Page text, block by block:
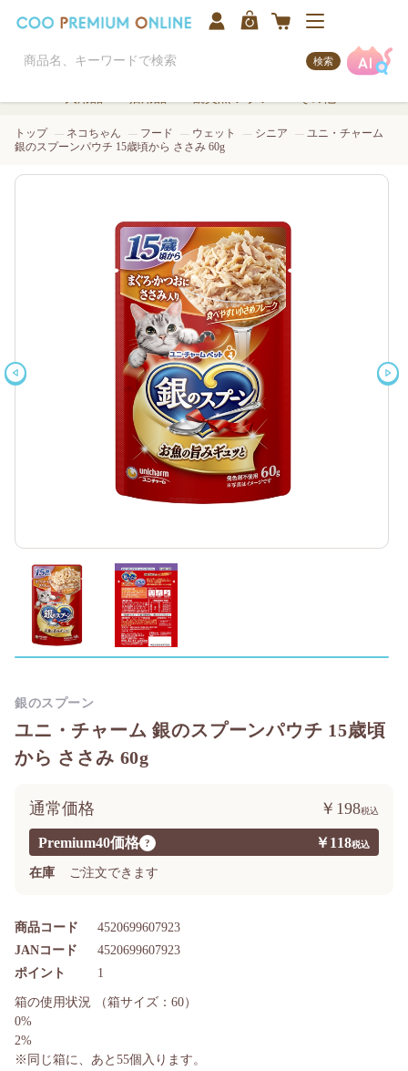
検索
トップ ネコちゃん フード ウェット シニア
ユニ・チャーム
銀のスプーンパウチ 15歳頃から ささみ 60g
ユニ・チャーム 銀のスプーンパウチ 15歳頃
から ささみ 60g
Premium40価格 ? ￥118
通常価格 ￥198
在庫 ご注文できます
商品コード 4520699607923
ポイント 1
JANコード 4520699607923
銀のスプーン
箱の使用状況
（箱サイズ：60）
0%
2%
※同じ箱に、あと 55個入ります。